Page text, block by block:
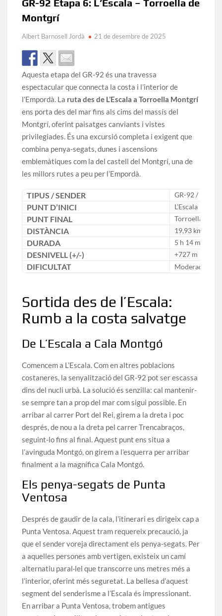
GR-92 Etapa 6: L’Escala – Torroella de
Montgrí
Albert Barnosell Jordà 21 de desembre de 2025
Aquesta etapa del GR-92 és una travessa
espectacular que connecta la costa i l’interior de
l’Empordà. La ruta des de L’Escala a Torroella Montgrí
ens porta des del mar fins als cims del massís del
Montgrí, oferint paisatges canviants i vistes
privilegiades. És una excursió completa i exigent que
combina penya-segats, dunes i ascensions
emblemàtiques com la del castell del Montgrí, una de
les millors rutes a peu per l’Empordà.
TIPUS / SENDER GR-92 / Lineal
PUNT D’INICI L’Escala
PUNT FINAL Torroella de
DISTÀNCIA 19,93 km
DURADA 5 h 14 min
DESNIVELL (+/-) +727 m
DIFICULTAT Moderada
Sortida des de l’Escala:
Rumb a la costa salvatge
De L’Escala a Cala Montgó
Comencem a L’Escala. Com en altres poblacions
costaneres, la senyalització del GR-92 pot ser escassa
dins del nucli urbà. La solució és senzilla: cal mantenir-
se sempre tan a prop del mar com sigui possible. En
arribar al carrer Port del Rei, girem a la dreta i poc
després, de nou a la dreta pel carrer Trencabraços,
seguint-lo fins al final. Aquest punt ens situa a
l’avinguda Montgó, on girem a l’esquerra per arribar
finalment a la magnífica Cala Montgó.
Els penya-segats de Punta
Ventosa
Després de gaudir de la cala, l’itinerari es dirigeix cap a
Punta Ventosa. Aquest tram requereix precaució, ja
que el sender voreja directament els penya-segats. Per
a aquelles persones amb vertigen, existeix un camí
alternatiu paral·lel que transcorre uns metres més a
l’interior, oferint més seguretat. La bellesa d’aquest
segment del senderisme a l’Escala és impressionant.
En arribar a Punta Ventosa, trobem antigues